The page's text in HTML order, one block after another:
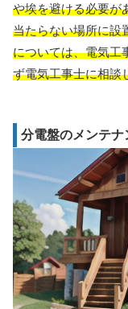
や埃を避ける必要が
当たらない場所に設
については、電気工
ず電気工事士に相談
分電盤のメンテナ